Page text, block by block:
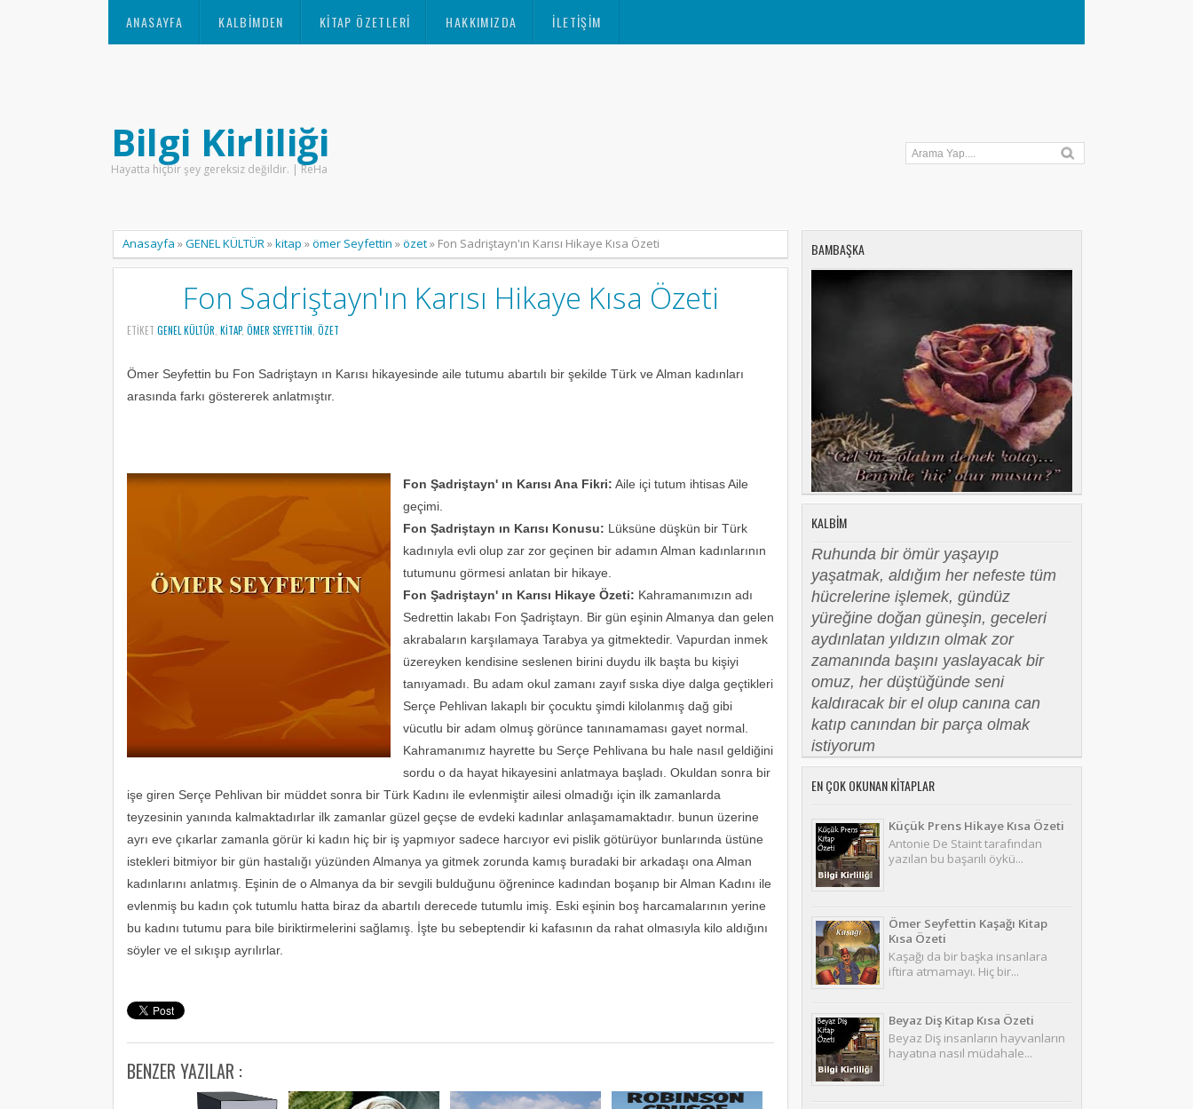
ANASAYFA KALBIMDEN KITAP ÖZETLERI HAKKIMIZDA İLETIŞIM
Bilgi Kirliliği
Hayatta hiçbir şey gereksiz değildir. | ReHa
Anasayfa »GENEL KÜLTÜR»kitap »ömer Seyfettin »özet» Fon Sadriştayn'ın Karısı Hikaye Kısa Özeti
Fon Sadriştayn'ın Karısı Hikaye Kısa Özeti
ETIKET GENEL KÜLTÜR KITAP, ÖMER SEYFETTIN ÖZET
Ömer Seyfettin bu Fon Sadriştayn ın Karısı hikayesinde aile tutumu abartılı bir şekilde Türk ve Alman kadınları
arasında farkı göstererek anlatmıştır.
Fon Şadriştayn' ın Karısı Ana Fikri: Aile içi tutum ihtisas Aile
geçimi.
Fon Şadriştayn ın Karısı Konusu: Lüksüne düşkün bir Türk
kadınıyla evli olup zar zor geçinen bir adamın Alman kadınlarının
tutumunu görmesi anlatan bir hikaye.
Fon Şadriştayn' ın Karısı Hikaye Özeti: Kahramanımızın adı
Sedrettin lakabı Fon Şadriştayn. Bir gün eşinin Almanya dan gelen
akrabaların karşılamaya Tarabya ya gitmektedir. Vapurdan inmek
üzereyken kendisine seslenen birini duydu ilk başta bu kişiyi
tanıyamadı. Bu adam okul zamanı zayıf sıska diye dalga geçtikleri
Serçe Pehlivan lakaplı bir çocuktu şimdi kilolanmış dağ gibi
vücutlu bir adam olmuş görünce tanınamaması gayet normal.
Kahramanımız hayrette bu Serçe Pehlivana bu hale nasıl geldiğini
sordu o da hayat hikayesini anlatmaya başladı. Okuldan sonra bir
işe giren Serçe Pehlivan bir müddet sonra bir Türk Kadını ile evlenmiştir ailesi olmadığı için ilk zamanlarda
teyzesinin yanında kalmaktadırlar ilk zamanlar güzel geçse de evdeki kadınlar anlaşamamaktadır. bunun üzerine
ayrı eve çıkarlar zamanla görür ki kadın hiç bir iş yapmıyor sadece harcıyor evi pislik götürüyor bunlarında üstüne
istekleri bitmiyor bir gün hastalığı yüzünden Almanya ya gitmek zorunda kamış buradaki bir arkadaşı ona Alman
kadınlarını anlatmış. Eşinin de o Almanya da bir sevgili bulduğunu öğrenince kadından boşanıp bir Alman Kadını ile
evlenmiş bu kadın çok tutumlu hatta biraz da abartılı derecede tutumlu imiş. Eski eşinin boş harcamalarının yerine
bu kadını tutumu para bile biriktirmelerini sağlamış. İşte bu sebeptendir ki kafasının da rahat olmasıyla kilo aldığını
söyler ve el sıkışıp ayrılırlar.
BENZER YAZILAR :
BAMBAŞKA
KALBIM
Ruhunda bir ömür yaşayıp
yaşatmak, aldığım her nefeste tüm
hücrelerine işlemek, gündüz
yüreğine doğan güneşin, geceleri
aydınlatan yıldızın olmak zor
zamanında başını yaslayacak bir
omuz, her düştüğünde seni
kaldıracak bir el olup canına can
katıp canından bir parça olmak
istiyorum
EN ÇOK OKUNAN KITAPLAR
Küçük Prens Hikaye Kısa Özeti
Antonie De Staint tarafından
yazılan bu başarılı öykü...
Ömer Seyfettin Kaşağı Kitap
Kısa Özeti
Kaşağı da bir başka insanlara
iftira atmamayı. Hiç bir...
Beyaz Diş Kitap Kısa Özeti
Beyaz Diş insanların hayvanların
hayatına nasıl müdahale...